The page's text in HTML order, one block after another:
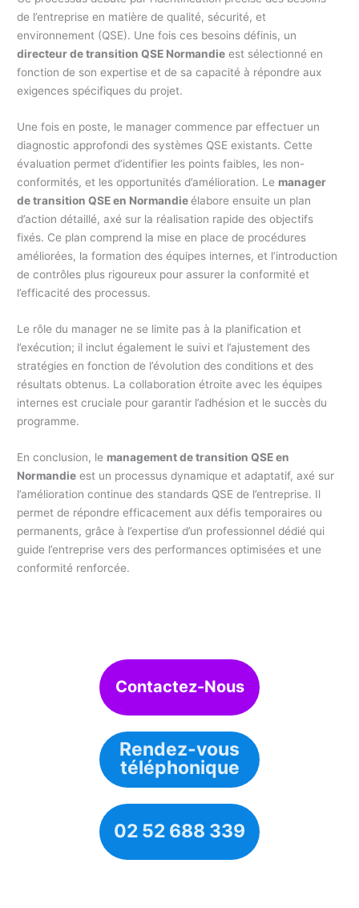
de l’entreprise en matière de qualité, sécurité, et
environnement (QSE). Une fois ces besoins définis, un
directeur de transition QSE Normandie est sélectionné en
fonction de son expertise et de sa capacité à répondre aux
exigences spécifiques du projet.
Une fois en poste, le manager commence par effectuer un
diagnostic approfondi des systèmes QSE existants. Cette
évaluation permet d’identifier les points faibles, les non-
conformités, et les opportunités d’amélioration. Le manager
de transition QSE en Normandieélabore ensuite un plan
d’action détaillé, axé sur la réalisation rapide des objectifs
fixés. Ce plan comprend la mise en place de procédures
améliorées, la formation des équipes internes, et l’introduction
de contrôles plus rigoureux pour assurer la conformité et
l’efficacité des processus.
Le rôle du manager ne se limite pas à la planification et
l’exécution; il inclut également le suivi et l’ajustement des
stratégies en fonction de l’évolution des conditions et des
résultats obtenus. La collaboration étroite avec les équipes
internes est cruciale pour garantir l’adhésion et le succès du
programme.
En conclusion, le management de transition QSE en
Normandie est un processus dynamique et adaptatif, axé sur
l’amélioration continue des standards QSE de l’entreprise. Il
permet de répondre efficacement aux défis temporaires ou
permanents, grâce à l’expertise d’un professionnel dédié qui
guide l’entreprise vers des performances optimisées et une
conformité renforcée.
Contactez-Nous
Rendez-vous
téléphonique
02 52 688 339